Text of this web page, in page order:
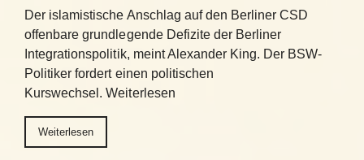
Der islamistische Anschlag auf den Berliner CSD
offenbare grundlegende Defizite der Berliner
Integrationspolitik, meint Alexander King. Der BSW-
Politiker fordert einen politischen
Kurswechsel. Weiterlesen
Weiterlesen